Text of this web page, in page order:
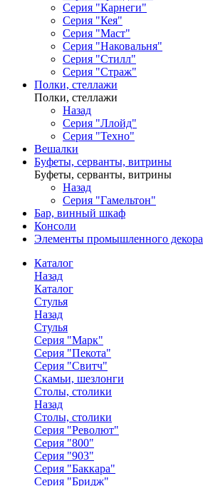
Серия "Карнеги"
Серия "Кея"
Серия "Маст"
Серия "Наковальня"
Серия "Стилл"
Серия "Страж"
Полки, стеллажи
Полки, стеллажи
Назад
Серия "Ллойд"
Серия "Техно"
Вешалки
Буфеты, серванты, витрины
Буфеты, серванты, витрины
Назад
Серия "Гамельтон"
Бар, винный шкаф
Консоли
Элементы промышленного декора
Каталог
Назад
Каталог
Стулья
Назад
Стулья
Серия "Марк"
Серия "Пекота"
Серия "Свитч"
Скамьи, шезлонги
Столы, столики
Назад
Столы, столики
Серия "Револют"
Серия "800"
Серия "903"
Серия "Баккара"
Серия "Бридж"